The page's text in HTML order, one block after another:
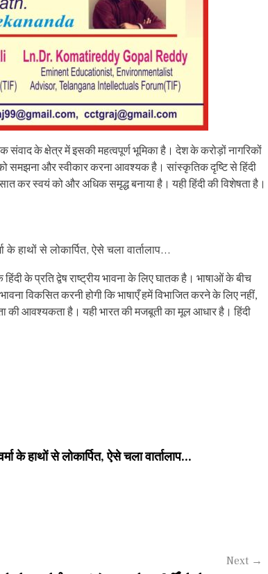
संवाद के क्षेत्र में इसकी महत्वपूर्ण भूमिका है। देश के करोड़ों नागरिकों
को समझना और स्वीकार करना आवश्यक है। सांस्कृतिक दृष्टि से हिंदी
कर स्वयं को और अधिक समृद्ध बनाया है। यही हिंदी की विशेषता है।
के हाथों से लोकार्पित, ऐसे चला वार्तालाप…
के प्रति द्वेष राष्ट्रीय भावना के लिए घातक है। भाषाओं के बीच
विकसित करनी होगी कि भाषाएँ हमें विभाजित करने के लिए नहीं,
की आवश्यकता है। यही भारत की मजबूती का मूल आधार है। हिंदी
के हाथों से लोकार्पित, ऐसे चला वार्तालाप...
Next →